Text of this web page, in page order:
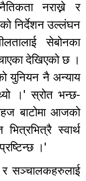
नराख्ने र
निर्देशन उल्लंघन
सेबोनका
देखिएको छ ।
युनियन नै अन्याय
।' स्रोत भन्छ-
बाटोमा आजको
स्वार्थ
।'
र सञ्चालकहरुलाई